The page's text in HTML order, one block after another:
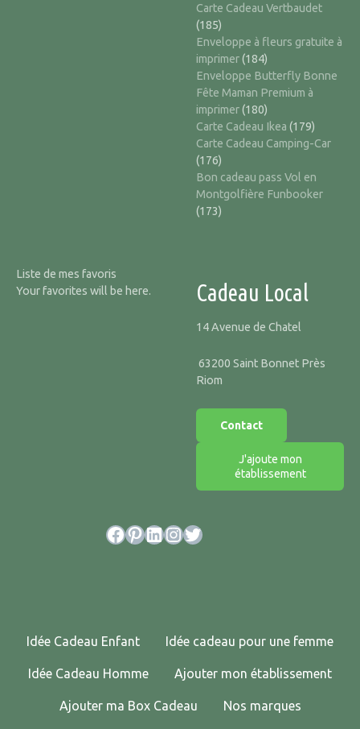
Carte Cadeau Vertbaudet
(185)
Enveloppe à fleurs gratuite à
imprimer(184)
Enveloppe Butterfly Bonne
Fête Maman Premium à
imprimer(180)
Carte Cadeau Ikea (179)
Carte Cadeau Camping-Car
(176)
Bon cadeau pass Vol en
Montgolfière Funbooker
(173)
Liste de mes favoris
Your favorites will be here.
Cadeau Local
14 Avenue de Chatel
63200 Saint Bonnet Près
Riom
Contact
J'ajoute mon
établissement
Facebook Pinterest LinkedIn InstagramTwitter
Idée Cadeau Enfant Idée cadeau pour une femme
Idée Cadeau Homme Ajouter mon établissement
Ajouter ma Box Cadeau Nos marques